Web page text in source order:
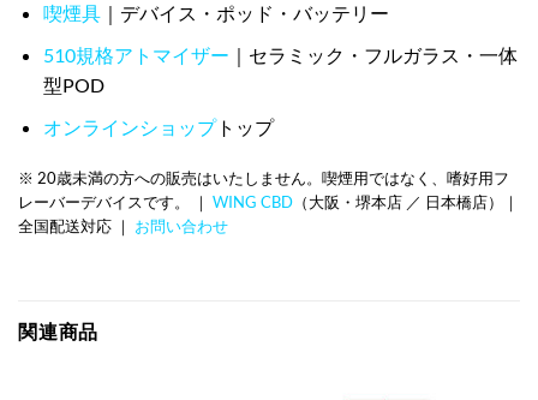
喫煙具｜デバイス・ポッド・バッテリー
510規格アトマイザー ｜セラミック・フルガラス・一体
型POD
オンラインショップトップ
※ 20歳未満の方への販売はいたしません。喫煙用ではなく、嗜好用フ
レーバーデバイスです。 ｜ WING CBD （大阪・堺本店 ／ 日本橋店）｜
全国配送対応 ｜ お問い合わせ
関連商品